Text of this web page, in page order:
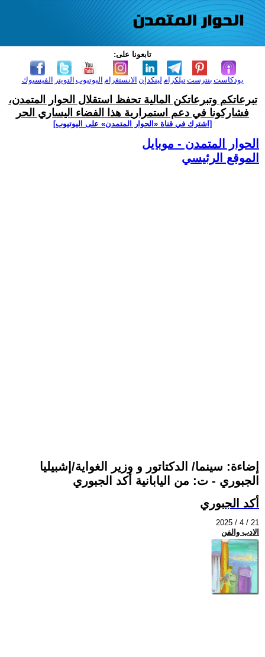
تابعونا على:
الفيسبوك التويتر اليوتيوب الانستغرام لينكدإن تيلكرامبنترست بودكاست
تبرعاتكم وتبرعاتكن المالية تحفظ استقلال الحوار المتمدن،
فشاركونا في دعم استمرارية هذا الفضاء اليساري الحر
[اشترك في قناة ‫«الحوار المتمدن» على اليوتيوب]
الحوار المتمدن - موبايل
الموقع الرئيسي
إضاءة: سينما/ الدكتاتور و وزير الغواية/إشبيليا
الجبوري - ت: من اليابانية أكد الجبوري
أكد الجبوري
2025 / 4 / 21
الادب والفن